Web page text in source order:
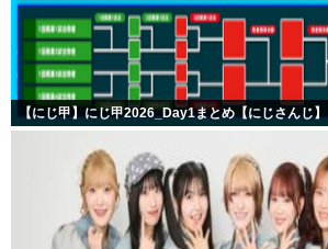
【にじ甲】にじ甲2026_Day1まとめ【にじさんじ】